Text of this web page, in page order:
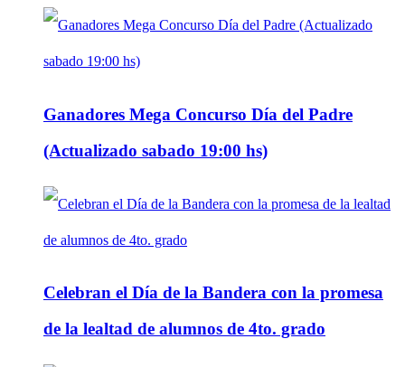
Ganadores Mega Concurso Día del Padre
(Actualizado sabado 19:00 hs)
Celebran el Día de la Bandera con la promesa
de la lealtad de alumnos de 4to. grado